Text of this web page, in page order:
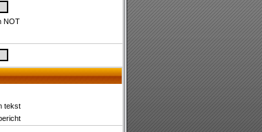
NOT
tekst